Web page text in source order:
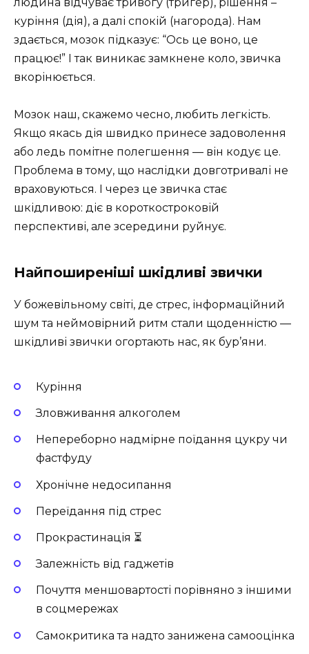
куріння (дія), а далі спокій (нагорода). Нам
здається, мозок підказує: “Ось це воно, це
працює!” І так виникає замкнене коло, звичка
вкорінюється.
Мозок наш, скажемо чесно, любить легкість.
Якщо якась дія швидко принесе задоволення
або ледь помітне полегшення — він кодує це.
Проблема в тому, що наслідки довготривалі не
враховуються. І через це звичка стає
шкідливою: діє в короткостроковій
перспективі, але зсередини руйнує.
Найпоширеніші шкідливі звички
У божевільному світі, де стрес, інформаційний
шум та неймовірний ритм стали щоденністю —
шкідливі звички огортають нас, як бур’яни.
Куріння
Зловживання алкоголем
Непереборно надмірне поїдання цукру чи
фастфуду
Хронічне недосипання
Переїдання під стрес
Прокрастинація ⏳
Залежність від гаджетів
Почуття меншовартості порівняно з іншими
в соцмережах
Самокритика та надто занижена самооцінка